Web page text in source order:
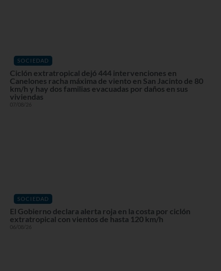
SOCIEDAD
Ciclón extratropical dejó 444 intervenciones en
Canelones racha máxima de viento en San Jacinto de 80
km/h y hay dos familias evacuadas por daños en sus
viviendas
07/08/26
SOCIEDAD
El Gobierno declara alerta roja en la costa por ciclón
extratropical con vientos de hasta 120 km/h
06/08/26